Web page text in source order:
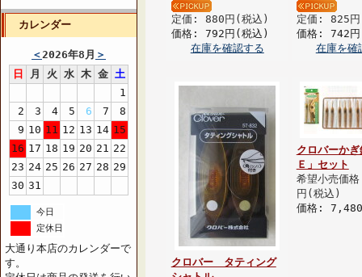
カレンダー
＜2026年8月 ＞
日
月 火 水 木 金 土
1
2
3 4 5 6 7
8
9 10 11 12 13 14 15
16 17 18 19 20 21 22
23 24 25 26 27 28 29
30 31
今日
定休日
大通り本店のカレンダーで
す。
定価: 880円(税込)
価格: 792円(税込)
在庫を確認する
定価: 825
価格: 742
在庫を確
クロバー タティング
クロバーか
Ｅ」セット
希望小売価
円(税込)
価格: